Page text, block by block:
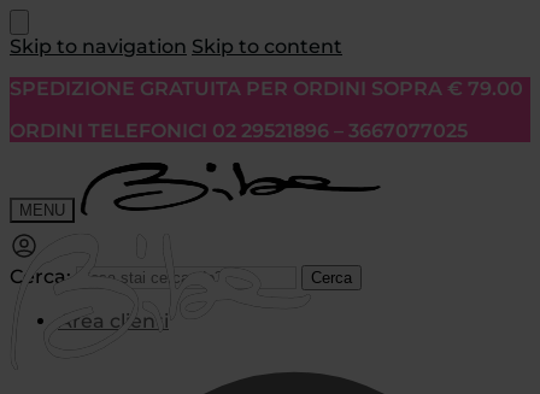
Skip to navigation Skip to content
SPEDIZIONE GRATUITA PER ORDINI SOPRA € 79.00
ORDINI TELEFONICI 02 29521896 – 3667077025
MENU
Cerca: Cerca
Area clienti